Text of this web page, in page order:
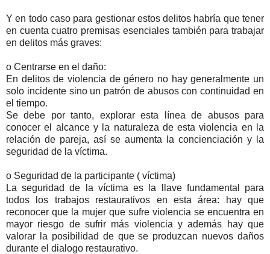
Y en todo caso para gestionar estos delitos habría que tener
en cuenta cuatro premisas esenciales también para trabajar
en delitos más graves:
o Centrarse en el daño:
En delitos de violencia de género no hay generalmente un
solo incidente sino un patrón de abusos con continuidad en
el tiempo.
Se debe por tanto, explorar esta línea de abusos para
conocer el alcance y la naturaleza de esta violencia en la
relación de pareja, así se aumenta la concienciación y la
seguridad de la víctima.
o Seguridad de la participante ( víctima)
La seguridad de la víctima es la llave fundamental para
todos los trabajos restaurativos en esta área: hay que
reconocer que la mujer que sufre violencia se encuentra en
mayor riesgo de sufrir más violencia y además hay que
valorar la posibilidad de que se produzcan nuevos daños
durante el dialogo restaurativo.